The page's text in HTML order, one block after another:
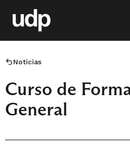
Noticias
Curso de
General